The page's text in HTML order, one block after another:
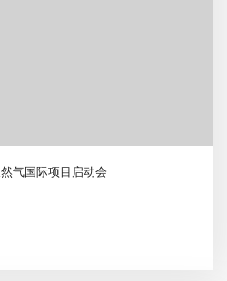
气国际项目启动会